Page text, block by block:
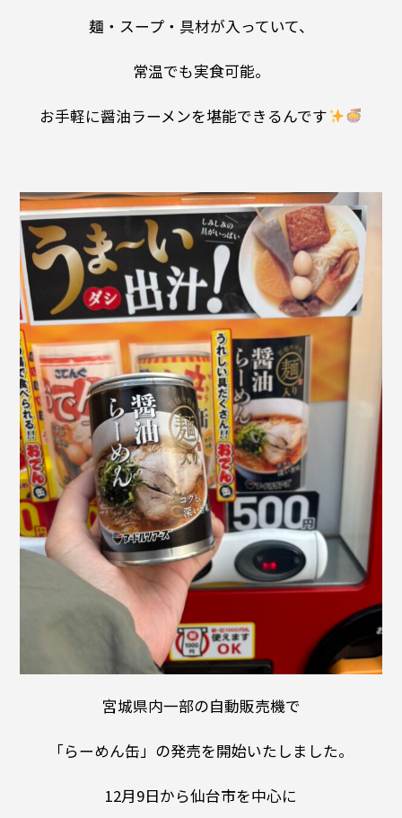
麺・スープ・具材が入っていて、
常温でも実食可能。
お手軽に醤油ラーメンを堪能できるんです
宮城県内一部の自動販売機で
「らーめん缶」の発売を開始いたしました。
12月9日から仙台市を中心に